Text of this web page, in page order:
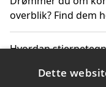
overblik? Find dem
Hvordan
Dette